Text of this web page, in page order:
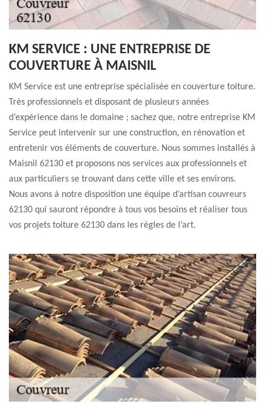
KM SERVICE : UNE ENTREPRISE DE
COUVERTURE À MAISNIL
KM Service est une entreprise spécialisée en couverture toiture.
Très professionnels et disposant de plusieurs années
d’expérience dans le domaine ; sachez que, notre entreprise KM
Service peut intervenir sur une construction, en rénovation et
entretenir vos éléments de couverture. Nous sommes installés à
Maisnil 62130 et proposons nos services aux professionnels et
aux particuliers se trouvant dans cette ville et ses environs.
Nous avons à notre disposition une équipe d’artisan couvreurs
62130 qui sauront répondre à tous vos besoins et réaliser tous
vos projets toiture 62130 dans les règles de l’art.